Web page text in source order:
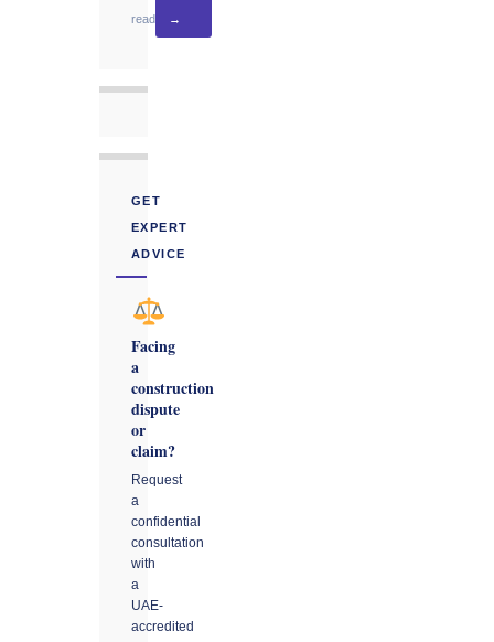
read
→
GET
EXPERT
ADVICE
Facing
a
construction
dispute
or
claim?
Request
a
confidential
consultation
with
a
UAE-
accredited